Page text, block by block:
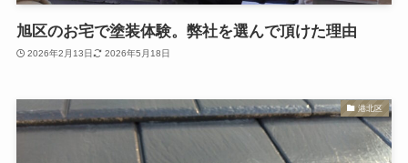
旭区のお宅で塗装体験。弊社を選んで頂けた理由
2026年2月13日 2026年5月18日
港北区